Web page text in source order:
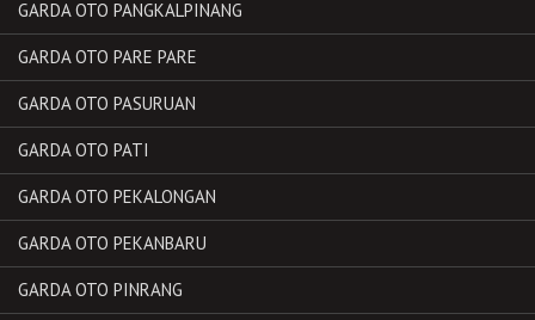
GARDA OTO PANGKALPINANG
GARDA OTO PARE PARE
GARDA OTO PASURUAN
GARDA OTO PATI
GARDA OTO PEKALONGAN
GARDA OTO PEKANBARU
GARDA OTO PINRANG